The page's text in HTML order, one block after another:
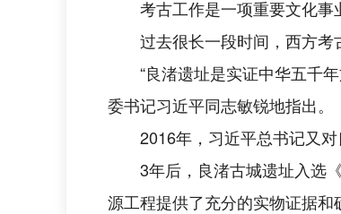
考古工作是一项重要文化事
过去很长一段时间，西方考
“良渚遗址是实证中华五千
委书记习近平同志敏锐地指出。
2016年，习近平总书记又对
3年后，良渚古城遗址入选
源工程提供了充分的实物证据和